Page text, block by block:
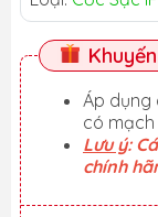
Áp dụng
có
Lưu ý:
chính